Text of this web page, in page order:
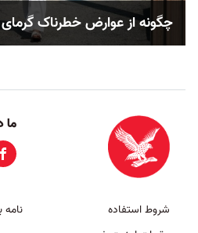
چگونه از عوارض خطرناک
ما
شروط استفاده
نامه